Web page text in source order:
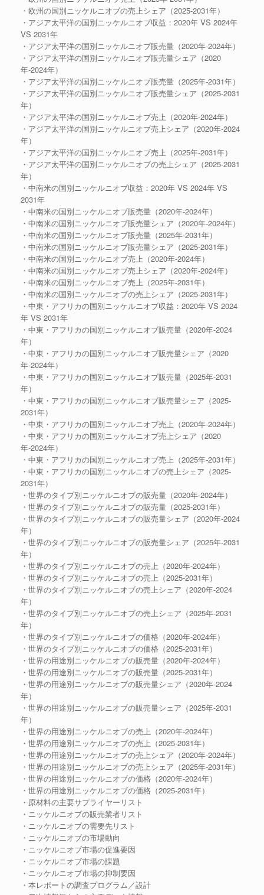
・欧州の国別ニッケルニオブの売上シェア（2025-2031年）
・アジア太平洋の国別ニッケルニオブ収益：2020年 VS 2024年
VS 2031年
・アジア太平洋の国別ニッケルニオブ販売量（2020年-2024年）
・アジア太平洋の国別ニッケルニオブ販売量シェア（2020
年-2024年）
・アジア太平洋の国別ニッケルニオブ販売量（2025年-2031年）
・アジア太平洋の国別ニッケルニオブ販売量シェア（2025-2031
年）
・アジア太平洋の国別ニッケルニオブ売上（2020年-2024年）
・アジア太平洋の国別ニッケルニオブ売上シェア（2020年-2024
年）
・アジア太平洋の国別ニッケルニオブ売上（2025年-2031年）
・アジア太平洋の国別ニッケルニオブの売上シェア（2025-2031
年）
・中南米の国別ニッケルニオブ収益：2020年 VS 2024年 VS
2031年
・中南米の国別ニッケルニオブ販売量（2020年-2024年）
・中南米の国別ニッケルニオブ販売量シェア（2020年-2024年）
・中南米の国別ニッケルニオブ販売量（2025年-2031年）
・中南米の国別ニッケルニオブ販売量シェア（2025-2031年）
・中南米の国別ニッケルニオブ売上（2020年-2024年）
・中南米の国別ニッケルニオブ売上シェア（2020年-2024年）
・中南米の国別ニッケルニオブ売上（2025年-2031年）
・中南米の国別ニッケルニオブの売上シェア（2025-2031年）
・中東・アフリカの国別ニッケルニオブ収益：2020年 VS 2024
年 VS 2031年
・中東・アフリカの国別ニッケルニオブ販売量（2020年-2024
年）
・中東・アフリカの国別ニッケルニオブ販売量シェア（2020
年-2024年）
・中東・アフリカの国別ニッケルニオブ販売量（2025年-2031
年）
・中東・アフリカの国別ニッケルニオブ販売量シェア（2025-
2031年）
・中東・アフリカの国別ニッケルニオブ売上（2020年-2024年）
・中東・アフリカの国別ニッケルニオブ売上シェア（2020
年-2024年）
・中東・アフリカの国別ニッケルニオブ売上（2025年-2031年）
・中東・アフリカの国別ニッケルニオブの売上シェア（2025-
2031年）
・世界のタイプ別ニッケルニオブの販売量（2020年-2024年）
・世界のタイプ別ニッケルニオブの販売量（2025-2031年）
・世界のタイプ別ニッケルニオブの販売量シェア（2020年-2024
年）
・世界のタイプ別ニッケルニオブの販売量シェア（2025年-2031
年）
・世界のタイプ別ニッケルニオブの売上（2020年-2024年）
・世界のタイプ別ニッケルニオブの売上（2025-2031年）
・世界のタイプ別ニッケルニオブの売上シェア（2020年-2024
年）
・世界のタイプ別ニッケルニオブの売上シェア（2025年-2031
年）
・世界のタイプ別ニッケルニオブの価格（2020年-2024年）
・世界のタイプ別ニッケルニオブの価格（2025-2031年）
・世界の用途別ニッケルニオブの販売量（2020年-2024年）
・世界の用途別ニッケルニオブの販売量（2025-2031年）
・世界の用途別ニッケルニオブの販売量シェア（2020年-2024
年）
・世界の用途別ニッケルニオブの販売量シェア（2025年-2031
年）
・世界の用途別ニッケルニオブの売上（2020年-2024年）
・世界の用途別ニッケルニオブの売上（2025-2031年）
・世界の用途別ニッケルニオブの売上シェア（2020年-2024年）
・世界の用途別ニッケルニオブの売上シェア（2025年-2031年）
・世界の用途別ニッケルニオブの価格（2020年-2024年）
・世界の用途別ニッケルニオブの価格（2025-2031年）
・原材料の主要サプライヤーリスト
・ニッケルニオブの販売業者リスト
・ニッケルニオブの需要先リスト
・ニッケルニオブの市場動向
・ニッケルニオブ市場の促進要因
・ニッケルニオブ市場の課題
・ニッケルニオブ市場の抑制要因
・本レポートの調査プログラム／設計